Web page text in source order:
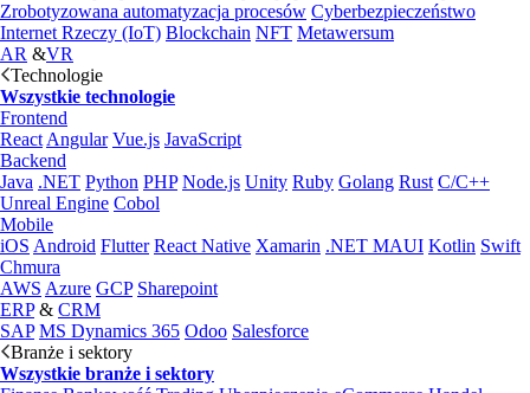
Zrobotyzowana automatyzacja procesów Cyberbezpieczeństwo
Internet Rzeczy (IoT) Blockchain NFT Metawersum
AR &VR
Technologie
Wszystkie technologie
Frontend
React Angular Vue.js JavaScript
Backend
Java .NET Python PHP Node.js Unity Ruby Golang Rust C/C++
Unreal Engine Cobol
Mobile
iOS Android Flutter React Native Xamarin .NET MAUI Kotlin Swift
Chmura
AWS Azure GCP Sharepoint
ERP& CRM
SAP MS Dynamics 365 Odoo Salesforce
Branże i sektory
Wszystkie branże i sektory